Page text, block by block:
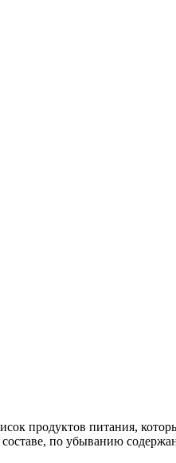
продуктов питания,
по убыванию